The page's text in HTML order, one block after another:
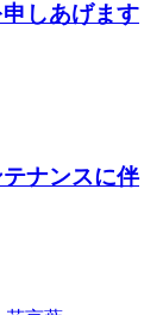
しあげます
テナンスに伴